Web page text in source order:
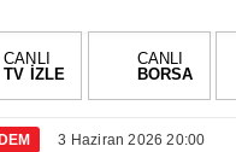
CANLI
TV İZLE
CANLI
BORSA
3 Haziran 2026 20:00